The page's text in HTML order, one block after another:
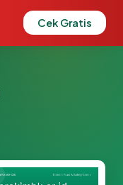
Cek Gratis